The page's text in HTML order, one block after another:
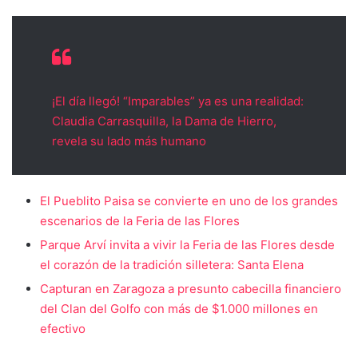
¡El día llegó! “Imparables” ya es una realidad:
Claudia Carrasquilla, la Dama de Hierro,
revela su lado más humano
El Pueblito Paisa se convierte en uno de los grandes
escenarios de la Feria de las Flores
Parque Arví invita a vivir la Feria de las Flores desde
el corazón de la tradición silletera: Santa Elena
Capturan en Zaragoza a presunto cabecilla financiero
del Clan del Golfo con más de $1.000 millones en
efectivo